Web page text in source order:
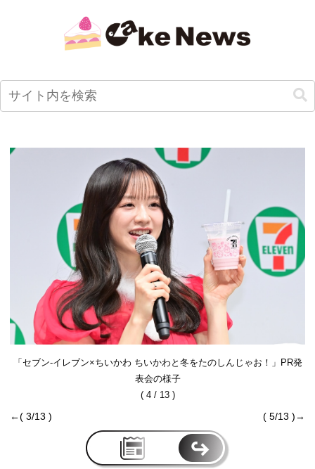
「セブン‐イレブン×ちいかわ ちいかわと冬をたのしんじゃお！」PR発
表会の様子
( 4 / 13 )
←( 3/13 ) ( 5/13 )→